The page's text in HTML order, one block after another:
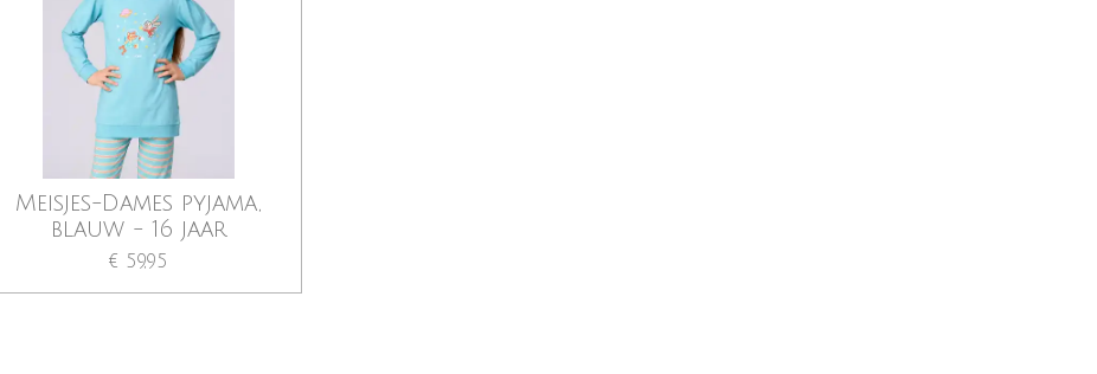
Meisjes-Dames pyjama,
blauw - 16 jaar
€ 59,95